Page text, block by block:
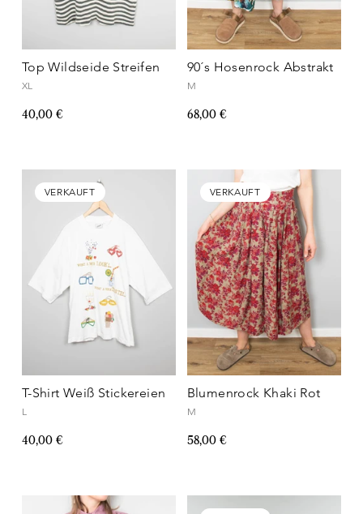
Top Wildseide Streifen
XL
40,00 €
90´s Hosenrock Abstrakt
M
68,00 €
VERKAUFT
T-Shirt Weiß Stickereien
L
40,00 €
VERKAUFT
Blumenrock Khaki Rot
M
58,00 €